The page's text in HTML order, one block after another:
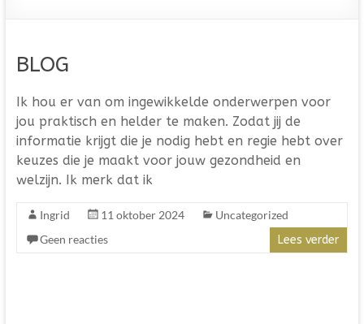
BLOG
Ik hou er van om ingewikkelde onderwerpen voor
jou praktisch en helder te maken. Zodat jij de
informatie krijgt die je nodig hebt en regie hebt over
keuzes die je maakt voor jouw gezondheid en
welzijn. Ik merk dat ik
Ingrid 11 oktober 2024
Uncategorized
Geen reacties
Lees verder